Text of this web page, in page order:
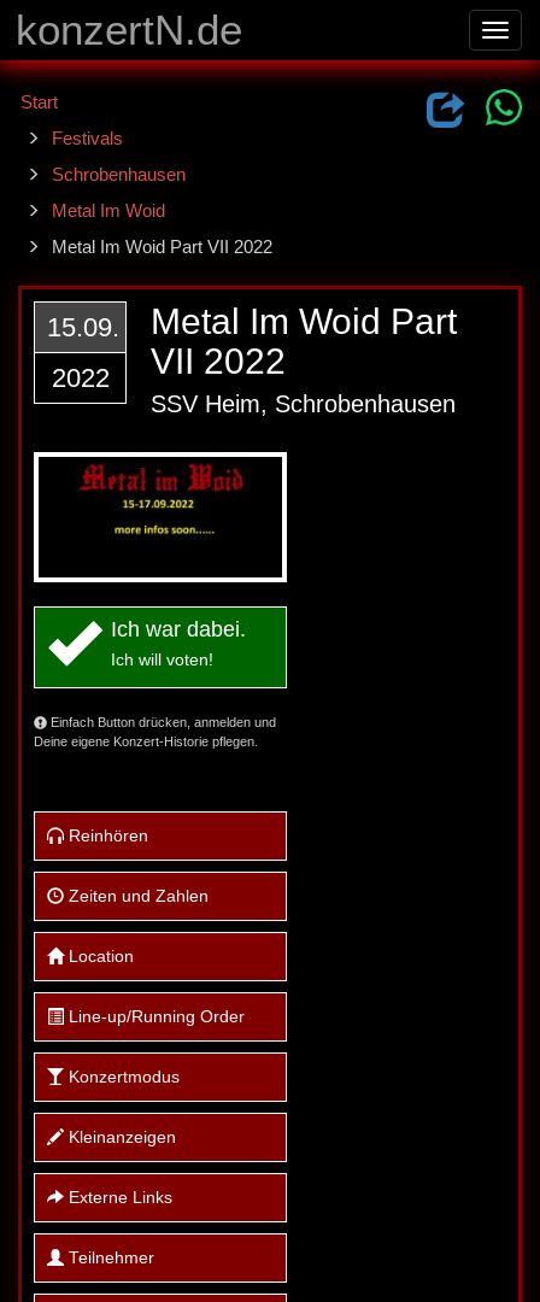
konzertN.de
Start
Festivals
Schrobenhausen
Metal Im Woid
Metal Im Woid Part VII 2022
15.09.
2022
Metal Im Woid Part
VII 2022
SSV Heim, Schrobenhausen
Ich war dabei.
Ich will voten!
Einfach Button drücken, anmelden und
Deine eigene Konzert-Historie pflegen.
Reinhören
Zeiten und Zahlen
Location
Line-up/Running Order
Konzertmodus
Kleinanzeigen
Externe Links
Teilnehmer